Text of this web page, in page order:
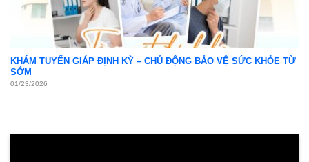
KHÁM TUYẾN GIÁP ĐỊNH KỲ – CHỦ ĐỘNG BẢO VỆ SỨC KHỎE TỪ
SỚM
01/23/2026